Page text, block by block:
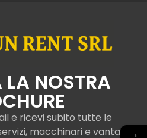
gru e →
NOSTRA
e ricevi subito tutte le
macchinari e vantaggi